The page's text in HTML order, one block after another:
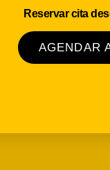
Reservar cita
AGENDAR